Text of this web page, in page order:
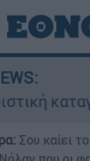
Σου καίει